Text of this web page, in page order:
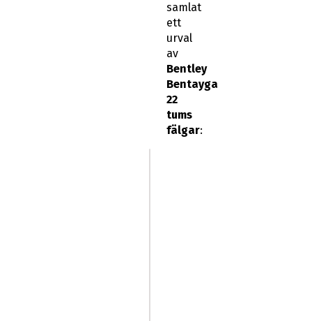
samlat
ett
urval
av
Bentley
Bentayga
22
tums
fälgar: